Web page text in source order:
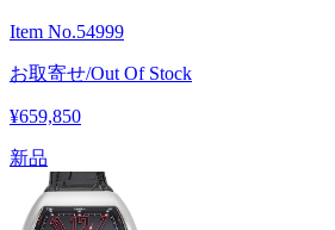
Item No.54999
お取寄せ/Out Of Stock
¥659,850
新品